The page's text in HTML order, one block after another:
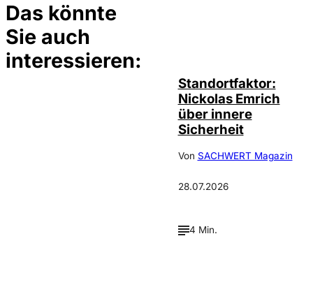
Das könnte
Sie auch
interessieren:
Standortfaktor:
Nickolas Emrich
über innere
Sicherheit
Von SACHWERT Magazin
28.07.2026
4 Min.